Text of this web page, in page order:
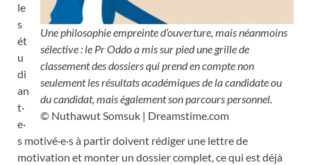
Une philosophie empreinte d’ouverture, mais néanmoins
sélective : le Pr Oddo a mis sur pied une grille de
classement des dossiers qui prend en compte non
seulement les résultats académiques de la candidate ou
du candidat, mais également son parcours personnel.
© Nuthawut Somsuk | Dreamstime.com
le
s
ét
u
di
an
t·
e·
s motivé·e·s à partir doivent rédiger une lettre de
motivation et monter un dossier complet, ce qui est déjà